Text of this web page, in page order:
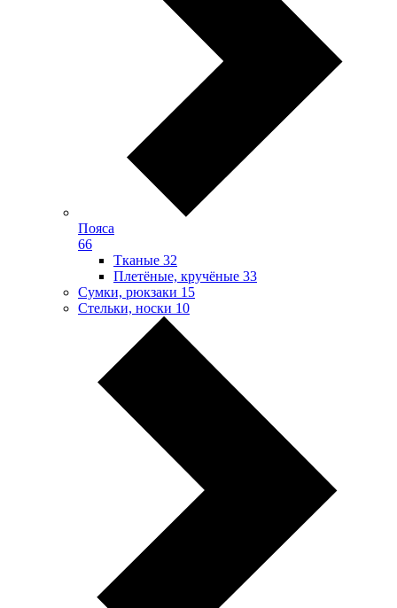
Пояса
66
Тканые 32
Плетёные, кручёные 33
Сумки, рюкзаки 15
Стельки, носки 10